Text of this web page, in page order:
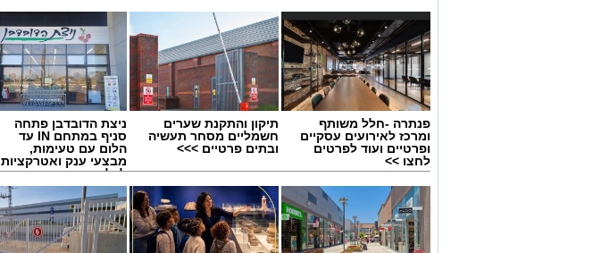
פנתרה -חלל משותף
ומרכז לאירועים עסקיים
ופרטיים ועוד לפרטים
לחצו >>
תיקון והתקנת שערים
חשמליים מסחר תעשיה
ובתים פרטיים >>>
ניצת הדובדבן פתחה
סניף במתחם IN עד
הלום עם טעימות,
מבצעי ענק ואטרקציות
לכל המשפחה